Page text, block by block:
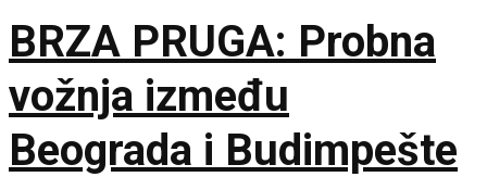
BRZA PRUGA: Probna
vožnja između
Beograda i Budimpešte